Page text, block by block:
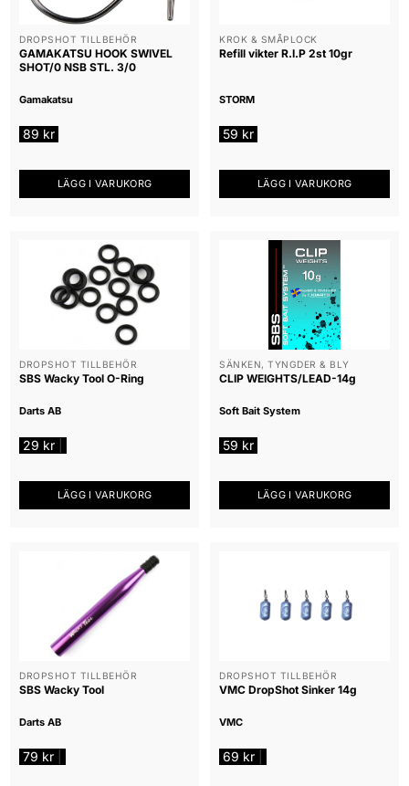
DROPSHOT TILLBEHÖR
GAMAKATSU HOOK SWIVEL
SHOT/0 NSB STL. 3/0
Gamakatsu
89 kr
LÄGG I VARUKORG
KROK & SMÅPLOCK
Refill vikter R.I.P 2st 10gr
STORM
59 kr
LÄGG I VARUKORG
DROPSHOT TILLBEHÖR
SBS Wacky Tool O-Ring
Darts AB
29 kr
LÄGG I VARUKORG
SÄNKEN, TYNGDER & BLY
CLIP WEIGHTS/LEAD-14g
Soft Bait System
59 kr
LÄGG I VARUKORG
DROPSHOT TILLBEHÖR
SBS Wacky Tool
Darts AB
79 kr
DROPSHOT TILLBEHÖR
VMC DropShot Sinker 14g
VMC
69 kr